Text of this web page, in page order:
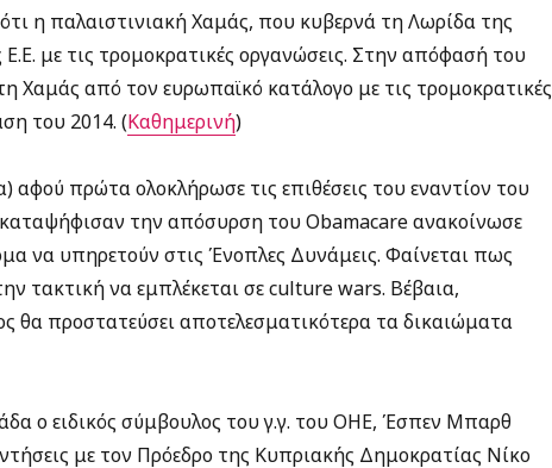
η παλαιστινιακή Χαμάς, που κυβερνά τη Λωρίδα της
με τις τρομοκρατικές οργανώσεις. Στην απόφασή του
Χαμάς από τον ευρωπαϊκό κατάλογο με τις τρομοκρατικές
του 2014. (Καθημερινή)
πρώτα ολοκλήρωσε τις επιθέσεις του εναντίον του
καταψήφισαν την απόσυρση του Obamacare ανακοίνωσε
να υπηρετούν στις Ένοπλες Δυνάμεις. Φαίνεται πως
τακτική να εμπλέκεται σε culture wars. Βέβαια,
θα προστατεύσει αποτελεσματικότερα τα δικαιώματα
ο ειδικός σύμβουλος του γ.γ. του ΟΗΕ, Έσπεν Μπαρθ
με τον Πρόεδρο της Κυπριακής Δημοκρατίας Νίκο